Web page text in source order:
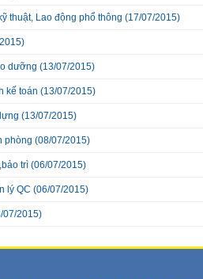
thuật, Lao động phổ thông (17/07/2015)
dưỡng (13/07/2015)
kế toán (13/07/2015)
(13/07/2015)
phòng (08/07/2015)
trì (06/07/2015)
lý QC (06/07/2015)
2015)